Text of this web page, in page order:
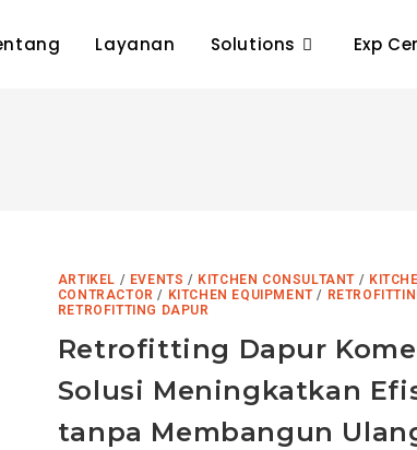
Layanan Solutions Exp
ARTIKEL / EVENTS / KITCHEN CONSULTANT /
CONTRACTOR / KITCHEN EQUIPMENT/
RETROFITTING DAPUR
Retrofitting Dapur
Solusi Meningkatkan
tanpa Membangun